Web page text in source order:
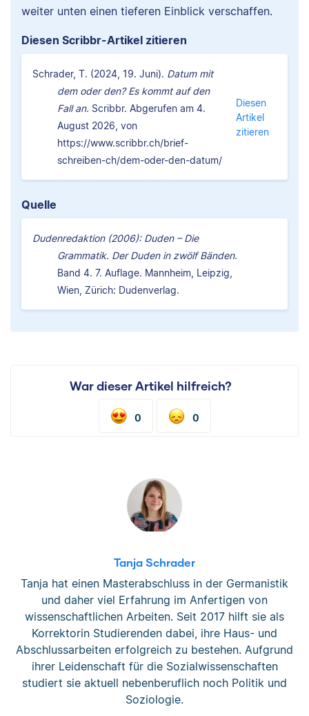
weiter unten einen tieferen Einblick verschaffen.
Diesen Scribbr-Artikel zitieren
Schrader, T. (2024, 19. Juni). Datum mit
dem oder den? Es kommt auf den
Fall an. Scribbr. Abgerufen am 4.
August 2026, von
https://www.scribbr.ch/brief-
schreiben-ch/dem-oder-den-datum/
Diesen
Artikel
zitieren
Quelle
Dudenredaktion (2006): Duden – Die
Grammatik. Der Duden in zwölf Bänden.
Band 4. 7. Auflage. Mannheim, Leipzig,
Wien, Zürich: Dudenverlag.
War dieser Artikel hilfreich?
0 0
Tanja Schrader
Tanja hat einen Masterabschluss in der Germanistik
und daher viel Erfahrung im Anfertigen von
wissenschaftlichen Arbeiten. Seit 2017 hilft sie als
Korrektorin Studierenden dabei, ihre Haus- und
Abschlussarbeiten erfolgreich zu bestehen. Aufgrund
ihrer Leidenschaft für die Sozialwissenschaften
studiert sie aktuell nebenberuflich noch Politik und
Soziologie.